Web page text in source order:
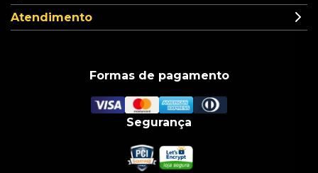
Atendimento
Formas de pagamento
Segurança